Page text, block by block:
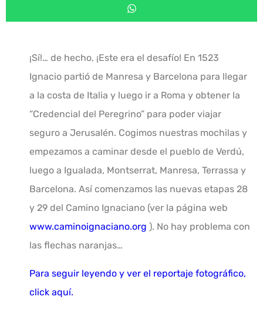
¡Sí!… de hecho, ¡Este era el desafío! En 1523
Ignacio partió de Manresa y Barcelona para llegar
a la costa de Italia y luego ir a Roma y obtener la
“Credencial del Peregrino” para poder viajar
seguro a Jerusalén. Cogimos nuestras mochilas y
empezamos a caminar desde el pueblo de Verdú,
luego a Igualada, Montserrat, Manresa, Terrassa y
Barcelona. Así comenzamos las nuevas etapas 28
y 29 del Camino Ignaciano (ver la página web
www.caminoignaciano.org ). No hay problema con
las flechas naranjas…
Para seguir leyendo y ver el reportaje fotográfico,
click aquí.